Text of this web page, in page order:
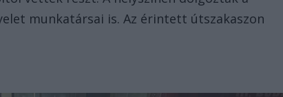
munkatársai is. Az érintett útszakaszon